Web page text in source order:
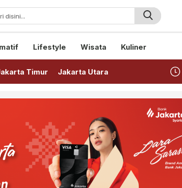
Lifestyle Wisata Kuliner
Timur Jakarta Utara